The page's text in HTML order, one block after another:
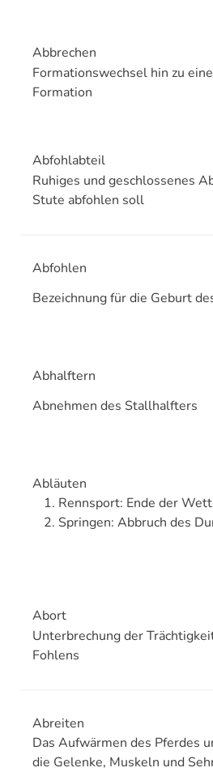
Abbrechen
Formationswechsel hin zu
Formation
Abfohlabteil
Ruhiges und geschlossenes
Stute abfohlen soll
Abfohlen
Bezeichnung für die Geburt
Abhalftern
Abnehmen des Stallhalfters
Abläuten
Rennsport: Ende der
Springen: Abbruch des
Abort
Unterbrechung der
Fohlens
Abreiten
Das Aufwärmen des Pferdes
die Gelenke, Muskeln und